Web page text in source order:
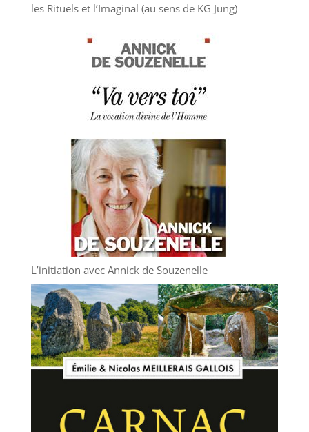
les Rituels et l’Imaginal (au sens de KG Jung)
L’initiation avec Annick de Souzenelle